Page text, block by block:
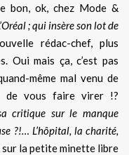
bon, ok, chez Mode &
; qui insère son lot de
rédac-chef, plus
Oui mais ça, c’est pas
même mal venu de
de vous faire virer !?
critique sur le manque
?!… L’hôpital, la charité,
sur la petite minette libre